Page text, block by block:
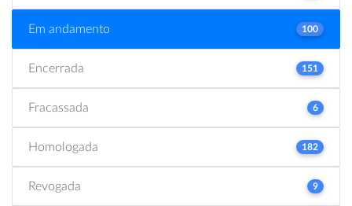
Em andamento 100
Encerrada 151
Fracassada 6
Homologada 182
Revogada 9